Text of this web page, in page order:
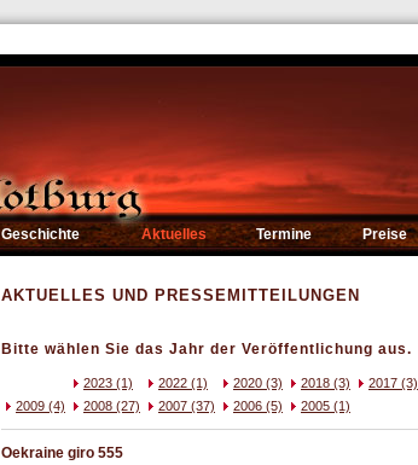
Geschichte Aktuelles Termine Preise
AKTUELLES UND PRESSEMITTEILUNGEN
Bitte wählen Sie das Jahr der Veröffentlichung aus.
2023 (1) 2022 (1) 2020 (3) 2018 (3) 2017 (3)
2009 (4)
2008 (27) 2007 (37) 2006 (5) 2005 (1)
Oekraine giro 555